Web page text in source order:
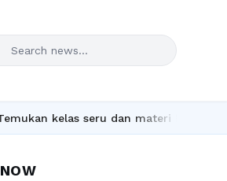
kelas seru dan materi lengkap hanya